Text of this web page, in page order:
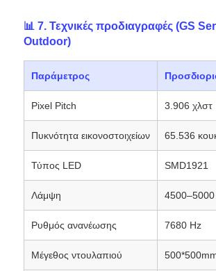
📊 7. Τεχνικές προδιαγραφές (GS
Outdoor)
Παράμετρος
Pixel Pitch 3.906 χλστ
Πυκνότητα εικονοστοιχείων 65.536
Τύπος LED SMD1921
Λάμψη
Ρυθμός ανανέωσης 7680 Hz
Μέγεθος ντουλαπιού